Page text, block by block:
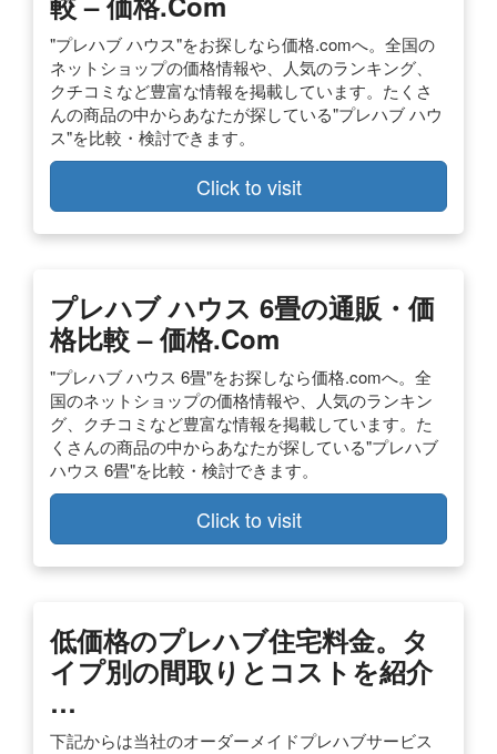
"プレハブ ハウス"をお探しなら価格.comへ。全国の
ネットショップの価格情報や、人気のランキング、
クチコミなど豊富な情報を掲載しています。たくさ
んの商品の中からあなたが探している"プレハブ ハウ
ス"を比較・検討できます。
Click to visit
プレハブ ハウス 6畳の通販・価
格比較 – 価格.com
"プレハブ ハウス 6畳"をお探しなら価格.comへ。全
国のネットショップの価格情報や、人気のランキン
グ、クチコミなど豊富な情報を掲載しています。た
くさんの商品の中からあなたが探している"プレハブ
ハウス 6畳"を比較・検討できます。
Click to visit
低価格のプレハブ住宅料金。タ
イプ別の間取りとコストを紹介
…
下記からは当社のオーダーメイドプレハブサービス